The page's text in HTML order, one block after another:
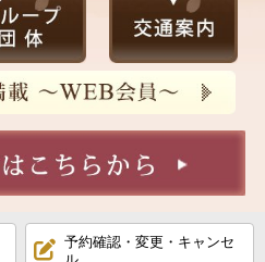
予約確認・変更・キャンセ